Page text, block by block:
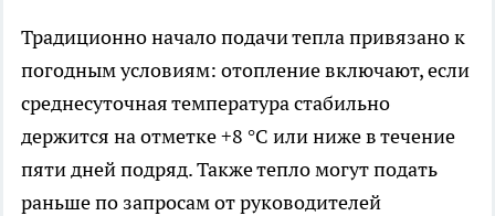
Традиционно начало подачи тепла привязано к
погодным условиям: отопление включают, если
среднесуточная температура стабильно
держится на отметке +8 °C или ниже в течение
пяти дней подряд. Также тепло могут подать
раньше по запросам от руководителей